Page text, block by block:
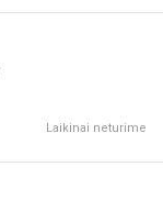
Laikinai neturime